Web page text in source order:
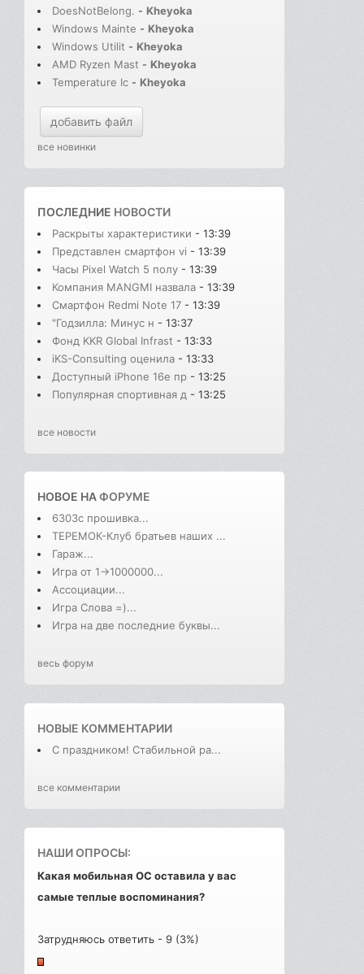
DoesNotBelong. - Kheyoka
Windows Mainte - Kheyoka
Windows Utilit - Kheyoka
AMD Ryzen Mast - Kheyoka
Temperature Ic - Kheyoka
добавить файл
все новинки
ПОСЛЕДНИЕ НОВОСТИ
Раскрыты характеристики - 13:39
Представлен смартфон vi - 13:39
Часы Pixel Watch 5 полу - 13:39
Компания MANGMI назвала - 13:39
Смартфон Redmi Note 17 - 13:39
"Годзилла: Минус н - 13:37
Фонд KKR Global Infrast - 13:33
iKS-Consulting оценила - 13:33
Доступный iPhone 16e пр - 13:25
Популярная спортивная д - 13:25
все новости
НОВОЕ НАФОРУМЕ
6303с прошивка...
ТЕРЕМОК-Клуб братьев наших ...
Гараж...
Игра от 1->1000000...
Ассоциации...
Игра Слова =)...
Игра на две последние буквы...
весь форум
НОВЫЕ КОММЕНТАРИИ
С праздником! Стабильной ра...
все комментарии
НАШИ ОПРОСЫ:
Какая мобильная ОС оставила у вас
самые теплые воспоминания?
Затрудняюсь ответить - 9 (3%)